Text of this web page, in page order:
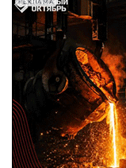
РЕКЛАМА